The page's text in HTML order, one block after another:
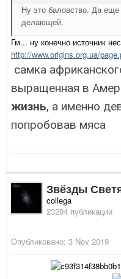
Ну это баловство. Да
делающей.
Гм... ну конечно источник
http://www.origins.org.ua/
самка
выращенная в
жизнь, а именно
попробовав мяса
Звёзды
collega
23204 публикации
Опубликовано: 3 Nov 2019